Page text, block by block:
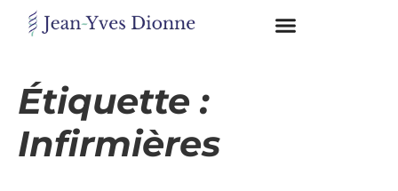
Étiquette :
Infirmières
en
contact